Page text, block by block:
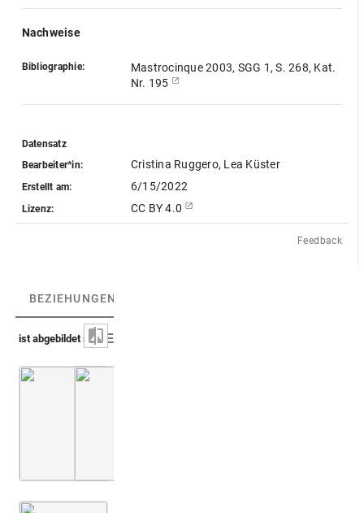
Nachweise
Bibliographie:
Mastrocinque 2003, SGG 1, S. 268, Kat.
Nr. 195
Datensatz
Bearbeiter*in:
Cristina Ruggero, Lea Küster
Erstellt am: 6/15/2022
Lizenz: CC BY 4.0
Feedback
BEZIEHUNGEN
ist abgebildet in